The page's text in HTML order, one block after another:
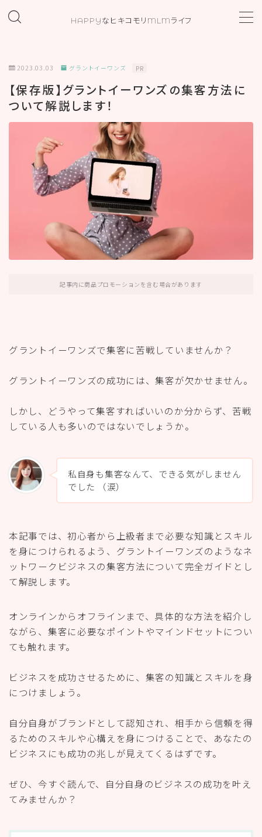
HAPPYなヒキコモリMLMライフ
プロフィール
お問い合わせ
カテゴリー
2023.03.03 グラントイーワンズ PR
【保存版】グラントイーワンズの集客方法に
ついて解説します！
記事内に商品プロモーションを含む場合があります
グラントイーワンズで集客に苦戦していませんか？
グラントイーワンズの成功には、集客が欠かせません。
しかし、どうやって集客すればいいのか分からず、苦戦
している人も多いのではないでしょうか。
私自身も集客なんて、できる気がしません
でした （涙）
本記事では、初心者から上級者まで必要な知識とスキル
を身につけられるよう、グラントイーワンズのようなネ
ットワークビジネスの集客方法について完全ガイドとし
て解説します。
オンラインからオフラインまで、具体的な方法を紹介し
ながら、集客に必要なポイントやマインドセットについ
ても触れます。
ビジネスを成功させるために、集客の知識とスキルを身
につけましょう。
自分自身がブランドとして認知され、相手から信頼を得
るためのスキルや心構えを身につけることで、あなたの
ビジネスにも成功の兆しが見えてくるはずです。
ぜひ、今すぐ読んで、自分自身のビジネスの成功を叶え
てみませんか？